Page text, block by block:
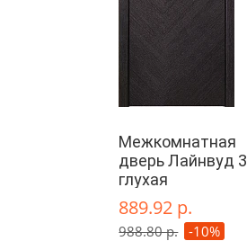
Межкомнатная
дверь Лайнвуд 3
глухая
889.92 р.
988.80 р. -10%